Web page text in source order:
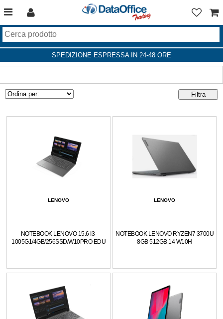
SPEDIZIONE ESPRESSA IN 24-48 ORE
LENOVO
NOTEBOOK LENOVO 15.6 I3-
1005G1/4GB/256SSD/W10PRO EDU
LENOVO
NOTEBOOK LENOVO RYZEN7 3700U
8GB 512GB 14 W10H